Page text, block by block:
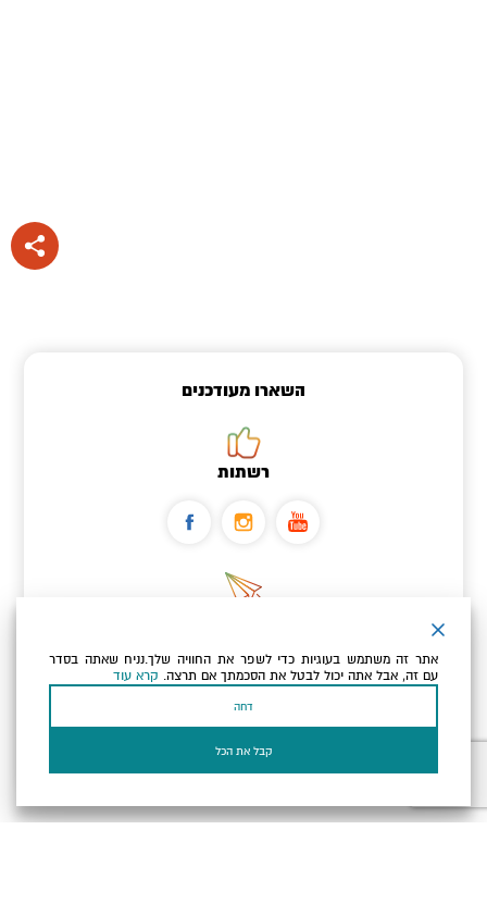
השארו מעודכנים
רשתות
כתובת הדוא"ל שלך
אני מאשר/ת שקראתי ומסכים/הלמדיניות הפרטיות ולמדיניות
אתר זה משתמש בעוגיות כדי לשפר את החוויה שלך.נניח שאתה בסדר
עם זה, אבל אתה יכול לבטל את הסכמתך אם תרצה. קרא עוד
דחה
קבל את הכל